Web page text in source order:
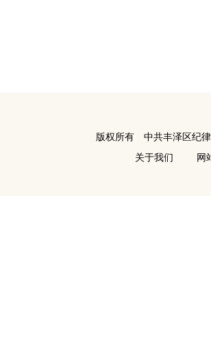
版权所有 中共丰泽区纪
关于我们
网